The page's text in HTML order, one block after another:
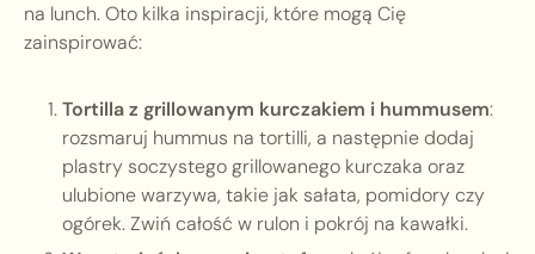
na lunch. Oto kilka inspiracji, które mogą Cię
zainspirować:
Tortilla z grillowanym kurczakiem i hummusem:
rozsmaruj hummus na tortilli, a następnie dodaj
plastry soczystego grillowanego kurczaka oraz
ulubione warzywa, takie jak sałata, pomidory czy
ogórek. Zwiń całość w rulon i pokrój na kawałki.